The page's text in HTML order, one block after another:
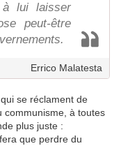
lui laisser
peut-être
Errico Malatesta
se réclament de
communisme, à toutes
plus juste :
que perdre du